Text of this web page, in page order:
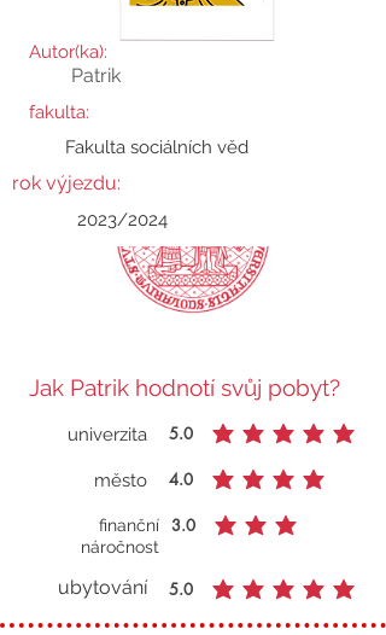
Autor(ka):
Patrik
fakulta:
Fakulta sociálních věd
rok výjezdu:
2023/2024
Jak Patrik hodnotí svůj pobyt?
univerzita 5.0
průměrné hodnocení je 5 z 5
město
4.0
průměrné hodnocení je 4 z 5
finanční
náročnost
3.0
průměrné hodnocení je 3 z 5
ubytování 5.0
průměrné hodnocení je 5 z 5